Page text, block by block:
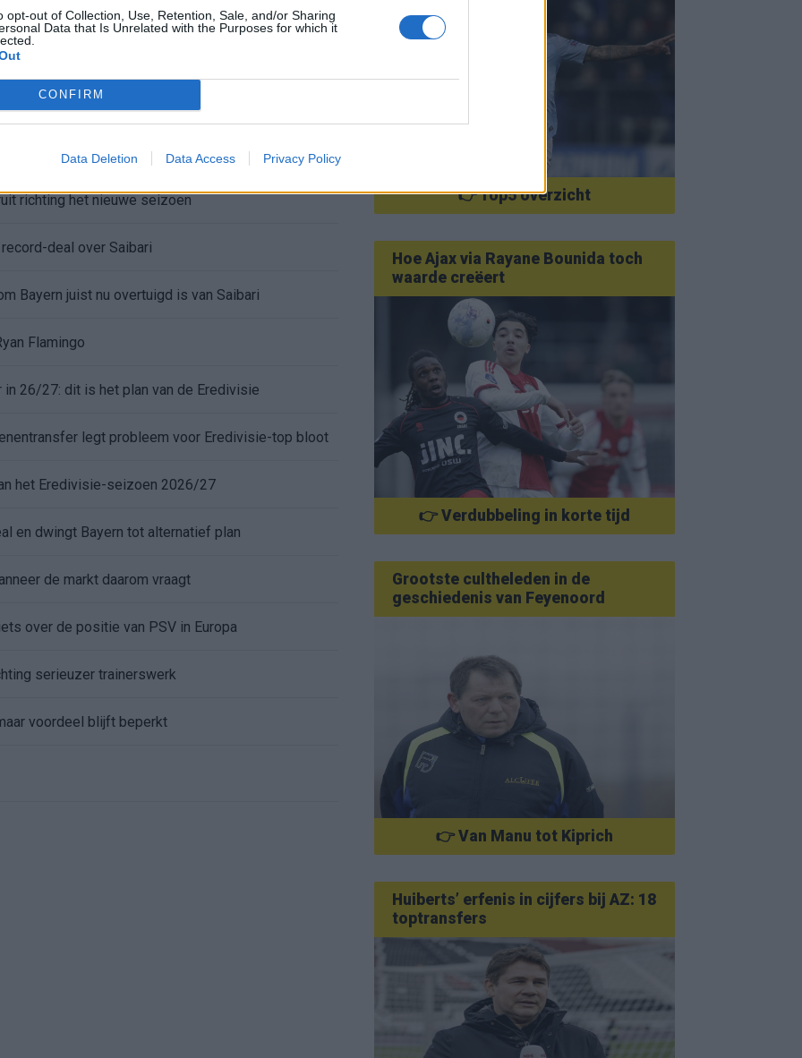
opt-out of Collection, Use, Retention, Sale, and/or Sharing
Data that Is Unrelated with the Purposes for which it
CONFIRM
Data Deletion Data Access Privacy Policy
na Oranje-vragen abrupt af
transferlijn
de lange route
op het WK 2026
richting het nieuwe seizoen
deal over Saibari
Bayern juist nu overtuigd is van Saibari
Flamingo
26/27: dit is het plan van de Eredivisie
legt probleem voor Eredivisie-top bloot
het Eredivisie-seizoen 2026/27
en dwingt Bayern tot alternatief plan
de markt daarom vraagt
over de positie van PSV in Europa
serieuzer trainerswerk
voordeel blijft beperkt
👉 Top5 overzicht
Hoe Ajax via Rayane Bounida toch
waarde creëert
👉 Verdubbeling in korte tijd
Grootste cultheleden in de
geschiedenis van Feyenoord
👉 Van Manu tot Kiprich
Huiberts’ erfenis in cijfers bij AZ: 18
toptransfers